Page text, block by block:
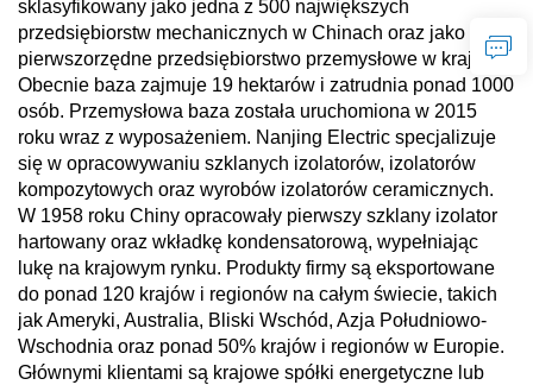
sklasyfikowany jako jedna z 500 największych
przedsiębiorstw mechanicznych w Chinach oraz jako
pierwszorzędne przedsiębiorstwo przemysłowe w kraju.
Obecnie baza zajmuje 19 hektarów i zatrudnia ponad 1000
osób. Przemysłowa baza została uruchomiona w 2015
roku wraz z wyposażeniem. Nanjing Electric specjalizuje
się w opracowywaniu szklanych izolatorów, izolatorów
kompozytowych oraz wyrobów izolatorów ceramicznych.
W 1958 roku Chiny opracowały pierwszy szklany izolator
hartowany oraz wkładkę kondensatorową, wypełniając
lukę na krajowym rynku. Produkty firmy są eksportowane
do ponad 120 krajów i regionów na całym świecie, takich
jak Ameryki, Australia, Bliski Wschód, Azja Południowo-
Wschodnia oraz ponad 50% krajów i regionów w Europie.
Głównymi klientami są krajowe spółki energetyczne lub